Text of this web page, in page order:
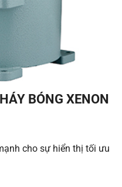
BÓNG XENON
cho sự hiển thị tối ưu